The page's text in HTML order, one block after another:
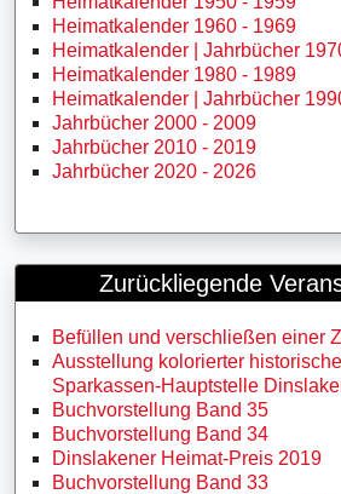
Heimatkalender 1960 - 1969
Heimatkalender | Jahrbücher
Heimatkalender 1980 - 1989
Heimatkalender | Jahrbücher
Jahrbücher 2000 - 2009
Jahrbücher 2010 - 2019
Jahrbücher 2020 - 2026
Zurückliegende
Befüllen und verschließen einer
Ausstellung kolorierter
Sparkassen-Hauptstelle
Buchvorstellung Band 35
Buchvorstellung Band 34
Dinslakener Heimat-Preis 2019
Buchvorstellung Band 33